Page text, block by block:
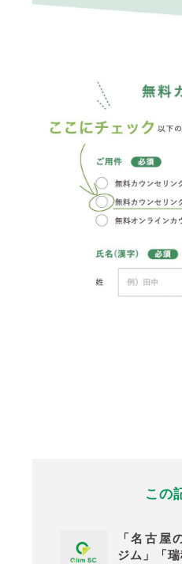
この
「名古屋
ジム」「